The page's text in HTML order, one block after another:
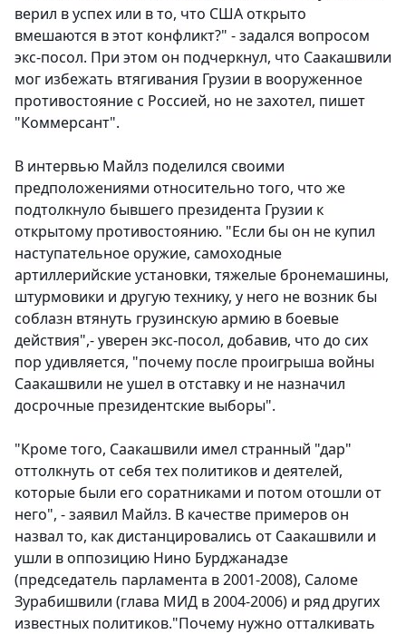
верил в успех или в то, что США открыто
вмешаются в этот конфликт?" - задался вопросом
экс-посол. При этом он подчеркнул, что Саакашвили
мог избежать втягивания Грузии в вооруженное
противостояние с Россией, но не захотел, пишет
"Коммерсант".
В интервью Майлз поделился своими
предположениями относительно того, что же
подтолкнуло бывшего президента Грузии к
открытому противостоянию. "Если бы он не купил
наступательное оружие, самоходные
артиллерийские установки, тяжелые бронемашины,
штурмовики и другую технику, у него не возник бы
соблазн втянуть грузинскую армию в боевые
действия",- уверен экс-посол, добавив, что до сих
пор удивляется, "почему после проигрыша войны
Саакашвили не ушел в отставку и не назначил
досрочные президентские выборы".
"Кроме того, Саакашвили имел странный "дар"
оттолкнуть от себя тех политиков и деятелей,
которые были его соратниками и потом отошли от
него", - заявил Майлз. В качестве примеров он
назвал то, как дистанцировались от Саакашвили и
ушли в оппозицию Нино Бурджанадзе
(председатель парламента в 2001-2008), Саломе
Зурабишвили (глава МИД в 2004-2006) и ряд других
известных политиков."Почему нужно отталкивать